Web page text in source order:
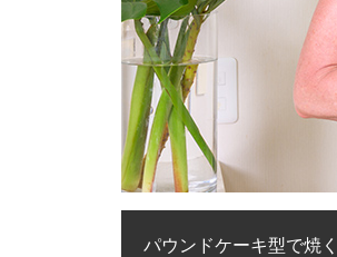
パウンドケーキ型で焼